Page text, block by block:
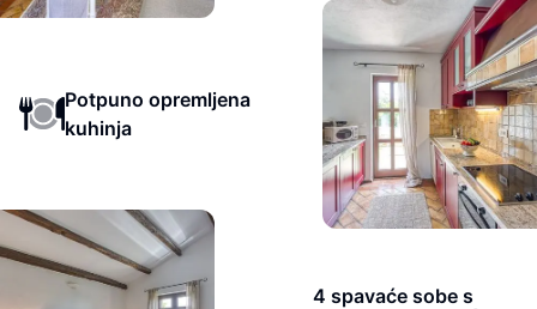
Potpuno opremljena
kuhinja
4 spavaće sobe s